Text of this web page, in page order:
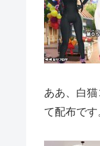
ああ、白
て配布です